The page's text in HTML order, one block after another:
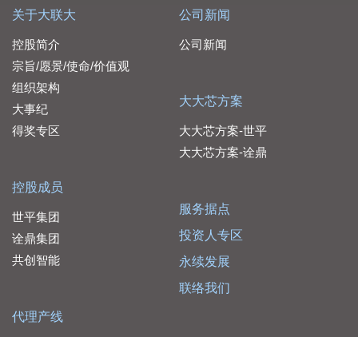
关于大联大
控股简介
宗旨/愿景/使命/价值观
组织架构
大事纪
得奖专区
控股成员
世平集团
诠鼎集团
共创智能
代理产线
公司新闻
公司新闻
大大芯方案
大大芯方案-世平
大大芯方案-诠鼎
服务据点
投资人专区
永续发展
联络我们